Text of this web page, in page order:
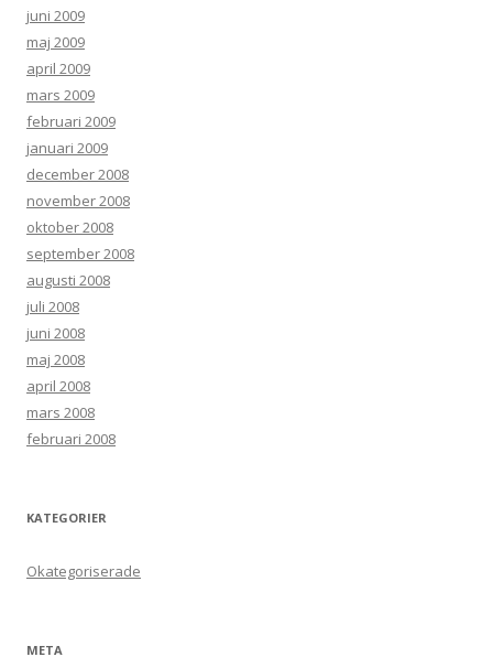
juni 2009
maj 2009
april 2009
mars 2009
februari 2009
januari 2009
december 2008
november 2008
oktober 2008
september 2008
augusti 2008
juli 2008
juni 2008
maj 2008
april 2008
mars 2008
februari 2008
KATEGORIER
Okategoriserade
META